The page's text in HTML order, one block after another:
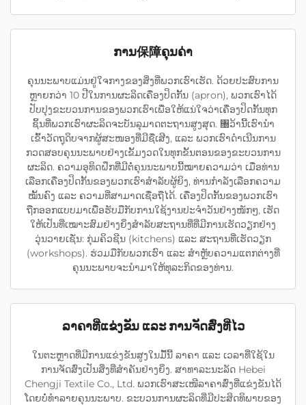
ການ保障ຄຸນຄ່າ
ຄຸນນະພາບແມ່ນຢູ່ໃຈກາງຂອງສິ່ງທີ່ພວກເຮົາເຮັດ. ດ້ວຍປະສົບການ
ຫຼາຍກວ່າ 10 ປີໃນການຜະລິດເຄື່ອງປິດກັ້ນ (apron), ພວກເຮົາໄດ້
ປັບປຸງຂະບວນການຂອງພວກເຮົາເພື່ອໃຫ້ແນ່ໃຈວ່າເຄື່ອງປິດກັ້ນທຸກ
ຊິ້ນທີ່ພວກເຮົາຜະລິດຈະບັນລຸມາດຕະຖານສູງສຸດ. ৐ວ້ານີ້ເຮົານຳ
ເຂົ້າວັດຖຸດິບຈາກຜູ້ສະໜອງທີ່ມີຊື່ເສີງ, ແລະ ພວກເຮົາດຳເນີນການ
ກວດສອບຄຸນນະພາບຢ່າງເຂັ້ມງວດໃນທຸກຂັ້ນຕອນຂອງຂະບວນການ
ຜະລິດ. ຄວາມອຸທິດຝຶກທີ່ມີຕໍ່ຄຸນນະພາບນີ້ໝາຍຄວາມວ່າ ເມື່ອທ່ານ
ເລືອກເຄື່ອງປິດກັ້ນຂອງພວກເຮົາສຳລັບຜູ້ຍິງ, ທ່ານກຳລັງເລືອກຄວາມ
ໝັ້ນຄົງ ແລະ ຄວາມທີ່ສາມາດເຊື່ອຖືໄດ້. ເຄື່ອງປິດກັ້ນຂອງພວກເຮົາ
ຖືກອອກແບບມາເພື່ອຮັບມືກັບການໃຊ້ງານປະຈຳວັນຢ່າງໜັກໆ, ເຮັດ
ໃຫ້ເປັນທີ່ເໝາະສົມຢ່າງຍິ່ງສຳລັບສະຖານທີ່ທີ່ມີການເຮັດວຽກຢ່າງ
ວຸ່ນວາຍເຊັ່ນ: ກຸ່ມຄິວຊີນ (kitchens) ແລະ ສະຖານທີ່ເຮັດວຽກ
(workshops). ຮ່ວມມືກັບພວກເຮົາ ແລະ ສຳຫຼັບຄວາມແຕກຕ່າງທີ່
ຄຸນນະພາບຈະນຳມາໃຫ້ທຸລະກິດຂອງທ່ານ.
ລາຄາທີ່ແຂ່ງຂັນ ແລະ ການຈັດສົ່ງທີ່ໄວ
ໃນຕະຫຼາດທີ່ມີການແຂ່ງຂັນສູງໃນມື້ນີ້ ລາຄາ ແລະ ເວລາທີ່ໃຊ້ໃນ
ການຈັດສົ່ງເປັນສິ່ງທີ່ສຳຄັນຢ່າງຍິ່ງ. ສາທາລະນະລັດ Hebei
Chengji Textile Co., Ltd. ພວກເຮົາສະເໜີລາຄາສົ່ງທີ່ແຂ່ງຂັນໄດ້
ໂດຍບໍ່ທຳລາຍຄຸນນະພາບ. ຂະບວນການຜະລິດທີ່ມີປະສິດທິພາບຂອງ